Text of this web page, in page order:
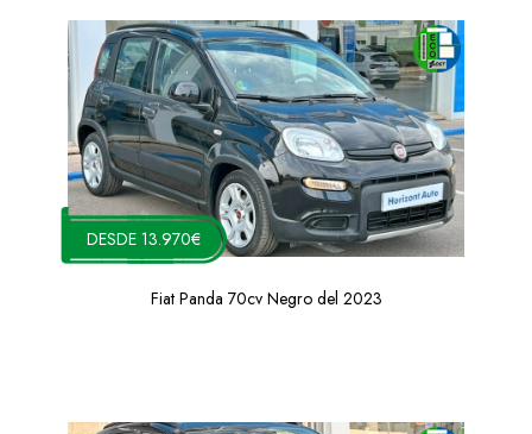
DESDE 13.970€
Fiat Panda 70cv Negro del 2023